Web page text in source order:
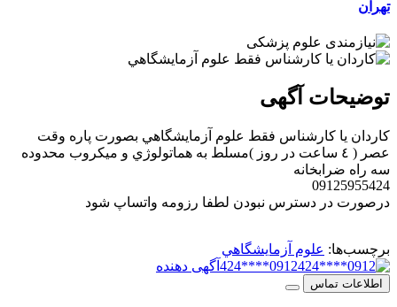
تهران
توضیحات آگهی
كاردان يا كارشناس فقط علوم آزمايشگاهي بصورت پاره وقت
عصر ( ٤ ساعت در روز )مسلط به هماتولوژي و ميكروب محدوده
سه راه ضرابخانه
09125955424
درصورت در دسترس نبودن لطفا رزومه واتساپ شود
برچسب‌ها: علوم آزمايشگاهي
0912****424
آگهی دهنده
اطلاعات تماس